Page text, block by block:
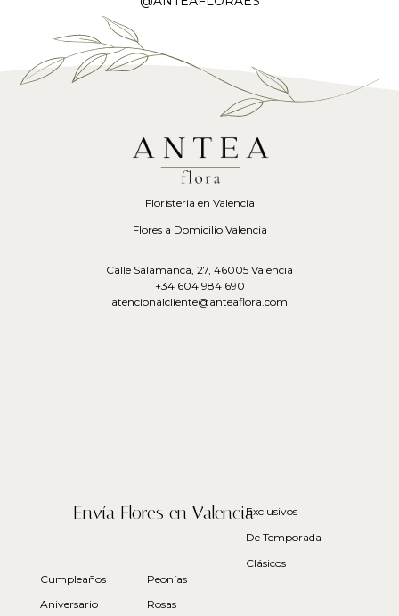
Florísteria en Valencia
Flores a Domicilio Valencia
Calle Salamanca, 27, 46005 Valencia
+34 604 984 690
atencionalcliente@anteaflora.com
Envía Flores en ValenciaExclusivos
De Temporada
Clásicos
Cumpleaños
Aniversario
Peonías
Rosas